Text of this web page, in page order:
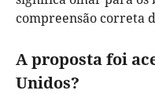
compreensão correta
A proposta foi
Unidos?